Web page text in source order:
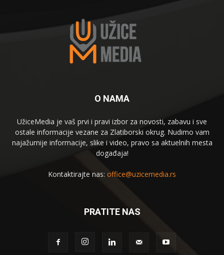
O NAMA
UžiceMedia je vaš prvi i pravi izbor za novosti, zabavu i sve
ostale informacije vezane za Zlatiborski okrug. Nudimo vam
najažurnije informacije, slike i video, pravo sa aktuelnih mesta
događaja!
Kontaktirajte nas: office@uzicemedia.rs
PRATITE NAS